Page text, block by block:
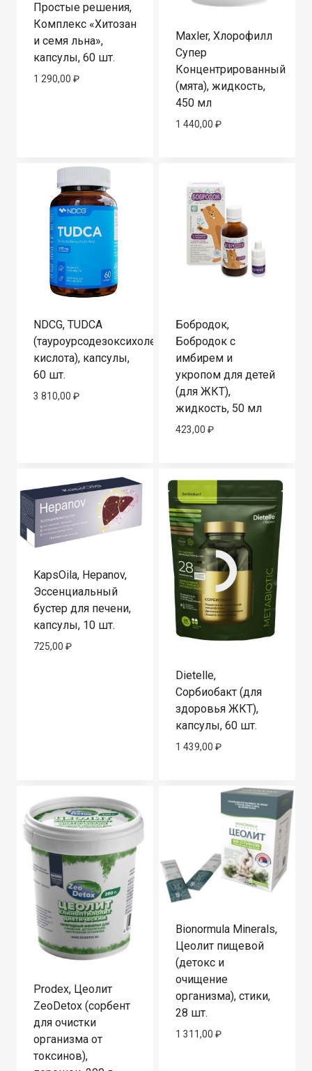
Простые решения,
Комплекс «Хитозан
и семя льна»,
капсулы, 60 шт.
1 290,00 ₽
Maxler, Хлорофилл
Супер
Концентрированный
(мята), жидкость,
450 мл
1 440,00 ₽
NDCG, TUDCA
(тауроурсодезоксихолевая
кислота), капсулы,
60 шт.
3 810,00 ₽
Бобродок,
Бобродок с
имбирем и
укропом для детей
(для ЖКТ),
жидкость, 50 мл
423,00 ₽
KapsOila, Hepanov,
Эссенциальный
бустер для печени,
капсулы, 10 шт.
725,00 ₽
Dietelle,
Сорбиобакт (для
здоровья ЖКТ),
капсулы, 60 шт.
1 439,00 ₽
Prodex, Цеолит
ZeoDetox (сорбент
для очистки
организма от
токсинов),
Bionormula Minerals,
Цеолит пищевой
(детокс и
очищение
организма), стики,
28 шт.
1 311,00 ₽